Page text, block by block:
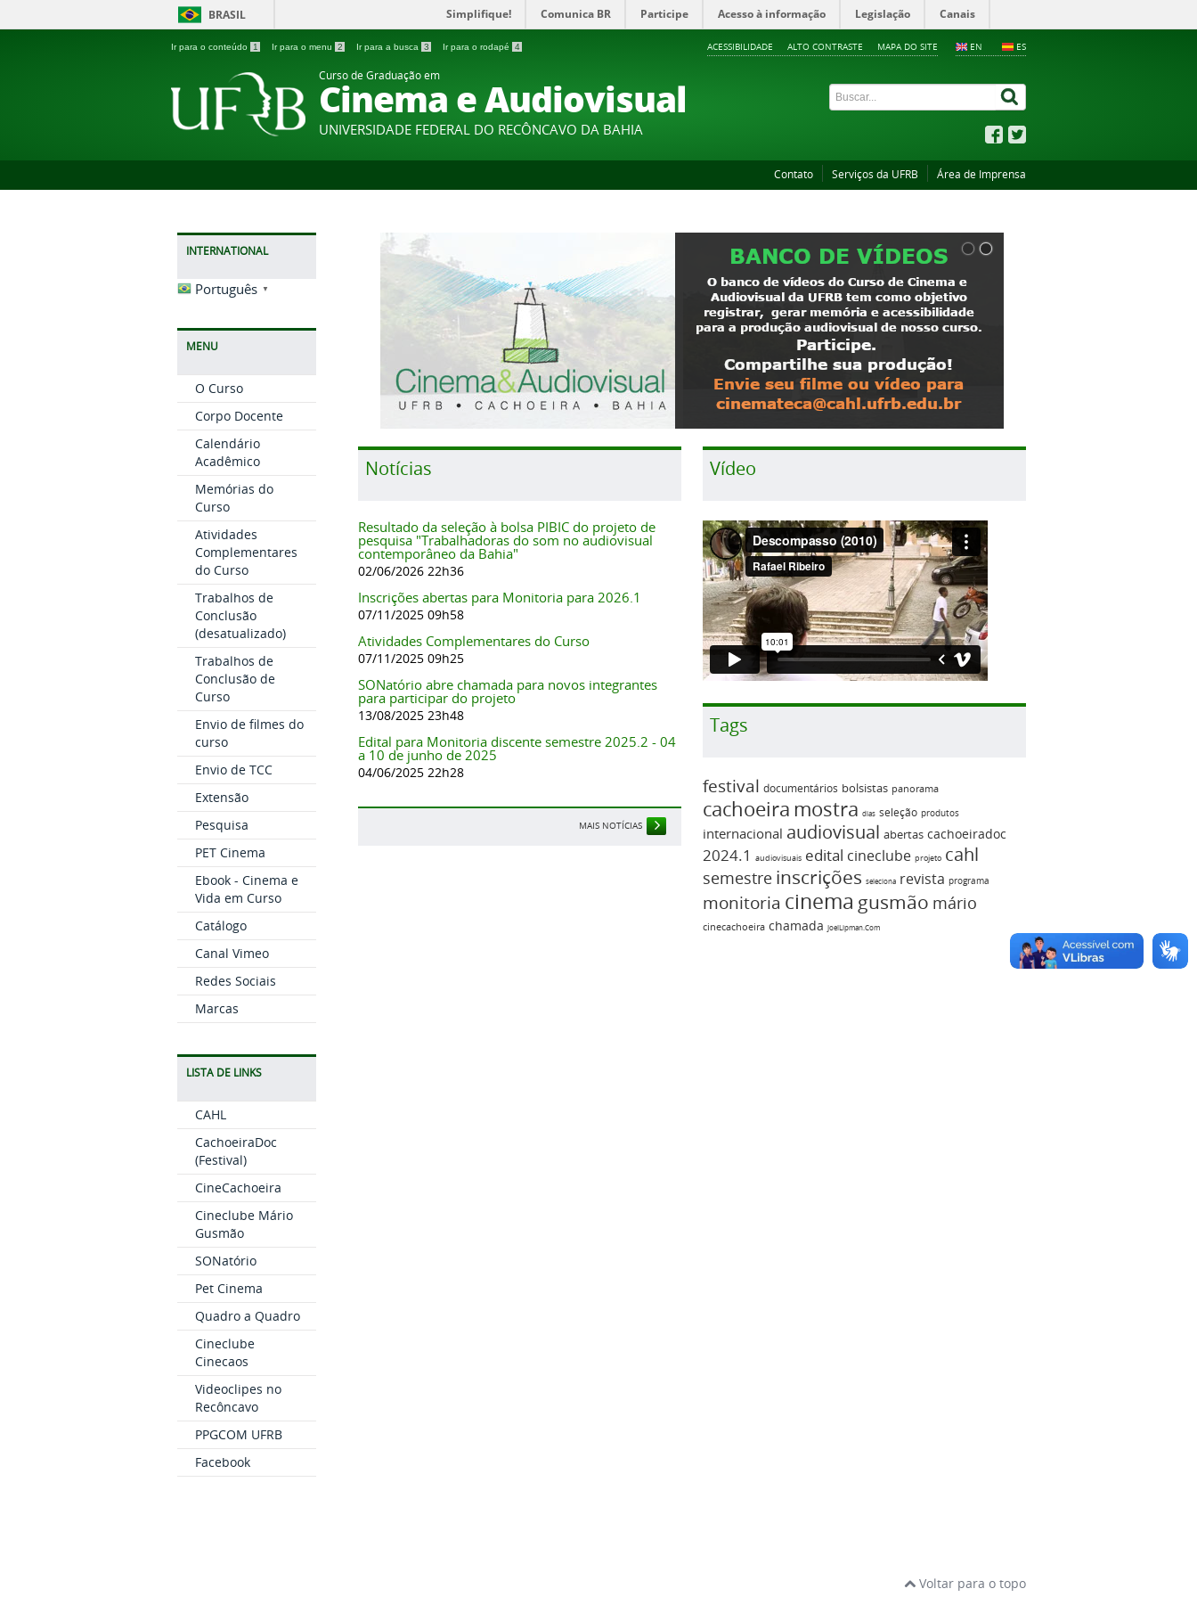
BRASIL Simplifique! Comunica BR Participe Acesso à informação Legislação Canais
Ir para o conteúdo 1 Ir para o menu 2 Ir para a busca 3 Ir para o rodapé 4 EN ES
ACESSIBILIDADE ALTO CONTRASTE MAPA DO SITE
Curso de Graduação em
Cinema e Audiovisual
UNIVERSIDADE FEDERAL DO RECÔNCAVO DA BAHIA
Contato Serviços da UFRB Área de Imprensa
INTERNATIONAL
Português ▼
MENU
O Curso
Corpo Docente
Calendário
Acadêmico
Memórias do
Curso
Atividades
Complementares
do Curso
Trabalhos de
Conclusão
(desatualizado)
Trabalhos de
Conclusão de
Curso
Envio de filmes do
curso
Envio de TCC
Extensão
Pesquisa
PET Cinema
Ebook - Cinema e
Vida em Curso
Catálogo
Canal Vimeo
Redes Sociais
Marcas
LISTA DE LINKS
CAHL
CachoeiraDoc
(Festival)
CineCachoeira
Cineclube Mário
Gusmão
SONatório
Pet Cinema
Quadro a Quadro
Cineclube
Cinecaos
Videoclipes no
Recôncavo
PPGCOM UFRB
Facebook
Notícias
Resultado da seleção à bolsa PIBIC do projeto de
pesquisa "Trabalhadoras do som no audiovisual
contemporâneo da Bahia"
02/06/2026 22h36
Inscrições abertas para Monitoria para 2026.1
07/11/2025 09h58
Atividades Complementares do Curso
07/11/2025 09h25
SONatório abre chamada para novos integrantes
para participar do projeto
13/08/2025 23h48
Edital para Monitoria discente semestre 2025.2 - 04
a 10 de junho de 2025
04/06/2025 22h28
MAIS NOTÍCIAS
Vídeo
Tags
festival documentários bolsistas panorama
cachoeira mostra dias seleção produtos
internacional audiovisual abertas cachoeiradoc
2024.1 audiovisuais edital cineclube projeto cahl
semestre inscrições seleciona revista programa
monitoria cinema gusmão mário
cinecachoeira chamada JoelLipman.Com
Voltar para o topo